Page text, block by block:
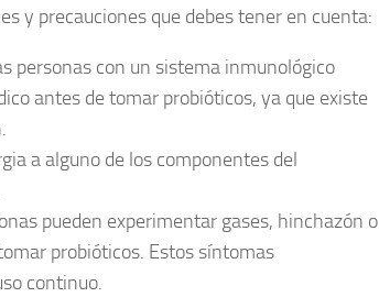
y precauciones que debes tener en cuenta:
personas con un sistema inmunológico
antes de tomar probióticos, ya que existe
a alguno de los componentes del
pueden experimentar gases, hinchazón o
probióticos. Estos síntomas
continuo.